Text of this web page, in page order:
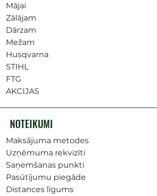
Mājai
Zālājam
Dārzam
Mežam
Husqvarna
STIHL
FTG
AKCIJAS
NOTEIKUMI
Maksājuma metodes
Uzņēmuma rekvizīti
Saņemšanas punkti
Pasūtījumu piegāde
Distances līgums